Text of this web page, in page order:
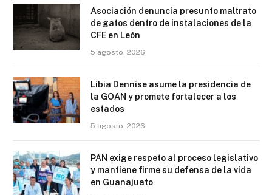
Asociación denuncia presunto maltrato
de gatos dentro de instalaciones de la
CFE en León
5 agosto, 2026
Libia Dennise asume la presidencia de
la GOAN y promete fortalecer a los
estados
5 agosto, 2026
PAN exige respeto al proceso legislativo
y mantiene firme su defensa de la vida
en Guanajuato